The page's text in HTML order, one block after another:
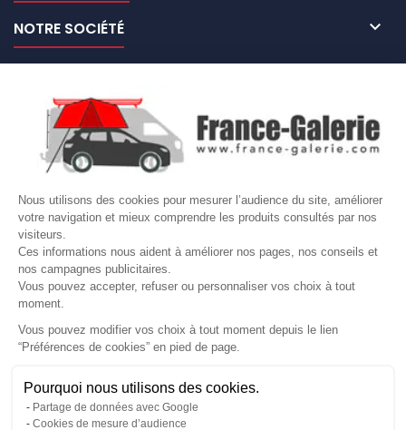
Nous utilisons des cookies pour mesurer l’audience du site, améliorer
votre navigation et mieux comprendre les produits consultés par nos
visiteurs.
Ces informations nous aident à améliorer nos pages, nos conseils et
nos campagnes publicitaires.
Vous pouvez accepter, refuser ou personnaliser vos choix à tout
moment.
Vous pouvez modifier vos choix à tout moment depuis le lien
“Préférences de cookies” en pied de page.
Pourquoi nous utilisons des cookies.
Partage de données avec Google
Cookies de mesure d’audience
Gérer mes cookies
NOTRE SOCIÉTÉ 
VOTRE COMPTE 
Site protégé par reCAPTCHA.
LETTRE D'INFORMATIONS
© Copyright 2026 France Galerie. Tous droits reservés.